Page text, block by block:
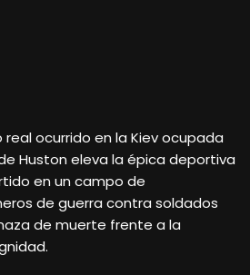
real ocurrido en la Kiev ocupada
Huston eleva la épica deportiva
en un campo de
de guerra contra soldados
de muerte frente a la